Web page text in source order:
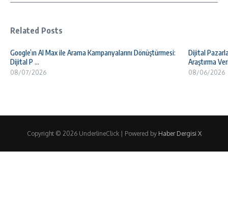
Related Posts
Google’ın AI Max ile Arama Kampanyalarını Dönüştürmesi:
Dijital P ...
08/07/2026
Dijital
Araştırma
08/06/2026
Copyright © 2026 UnderlineClick | Powered by Haber Dergisi X